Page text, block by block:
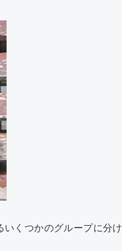
くつかのグループに分け